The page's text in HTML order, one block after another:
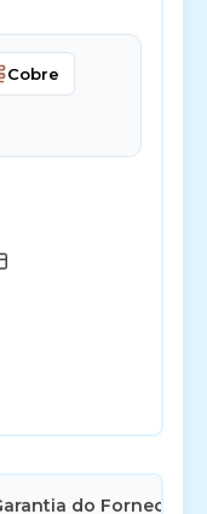
Cobre
do Fornecedor